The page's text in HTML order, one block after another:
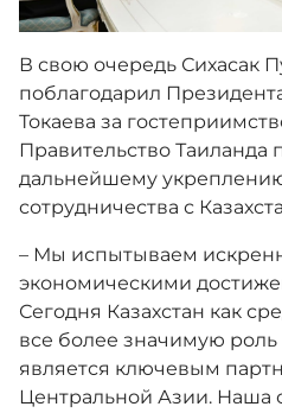
В свою очередь Сихасак
поблагодарил
Токаева за
Правительство
дальнейшему
сотрудничества с
– Мы испытываем
экономическими
Сегодня Казахстан как
все более значимую
является ключевым
Центральной Азии. Наша